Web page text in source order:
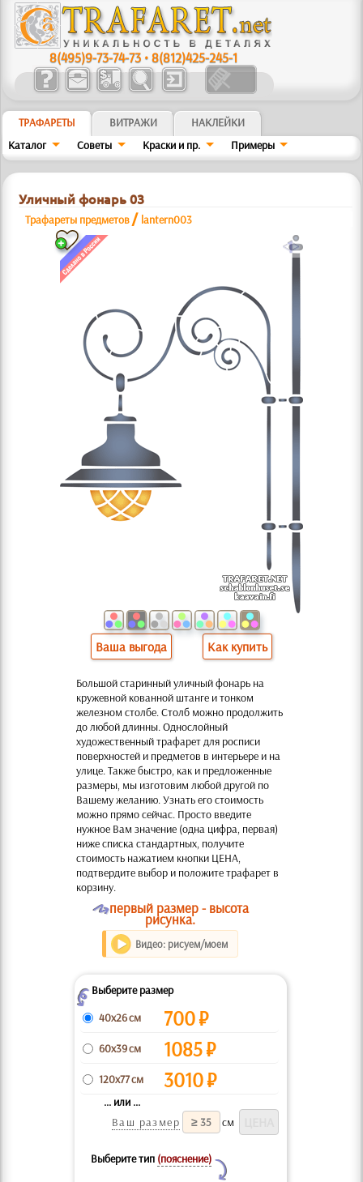
8(495)9-73-74-73 •8(812)425-245-1
ТРАФАРЕТЫ ВИТРАЖИ
НАКЛЕЙКИ
Каталог
Советы Краски и пр. Примеры
Уличный фонарь 03
Трафареты предметов / lantern003
a
Ваша выгода Как купить
Большой старинный уличный фонарь на
кружевной кованной штанге и тонком
железном столбе. Столб можно продолжить
до любой длинны. Однослойный
художественный трафарет для росписи
поверхностей и предметов в интерьере и на
улице. Также быстро, как и предложенные
размеры, мы изготовим любой другой по
Вашему желанию. Узнать его стоимость
можно прямо сейчас. Просто введите
нужное Вам значение (одна цифра, первая)
ниже списка стандартных, получите
стоимость нажатием кнопки ЦЕНА,
подтвердите выбор и положите трафарет в
корзину.
Oпервый размер - высота
рисунка.
Видео: рисуем/моем
ZВыберите размер
40x26 см
700₽
60x39 см 1085₽
120x77 см 3010₽
... или ...
Ваш размер
см
Выберите тип (пояснение)
Y